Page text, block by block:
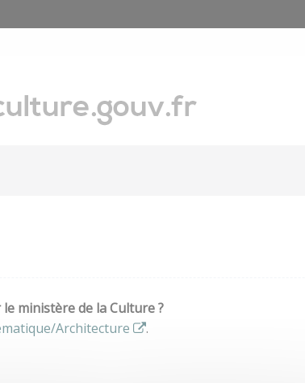
ministère de la Culture ?
Architecture .